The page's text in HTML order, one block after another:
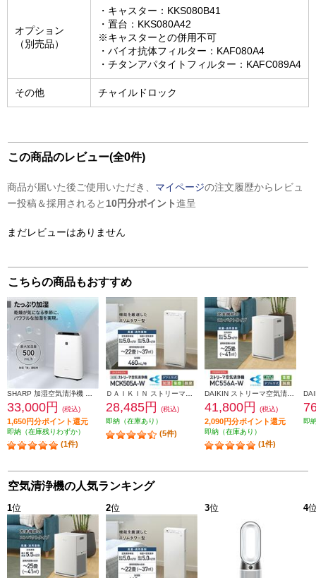
オプション
（別売品）
・キャスター：KKS080B41
・置台：KKS080A42
※キャスターとの併用不可
・バイオ抗体フィルター：KAF080A4
・チタンアパタイトフィルター：KAFC089A4
その他 チャイルドロック
この商品のレビュー(全0件)
商品が届いた後ご使用いただき、 マイページの注文履歴からレビュ
ー投稿＆採用されると 10円分ポイント進呈
まだレビューはありません
こちらの商品もおすすめ
33,000円 (税込)
1,650円分ポイント還元
即納（在庫残りわずか）
(1件)
28,485円
(税込)
即納（在庫あり）
(5件)
41,800円 (税込)
2,090円分ポイント還元
即納（在庫あり）
(1件)
即
空気清浄機の人気ランキング
1位 2位 3位 4